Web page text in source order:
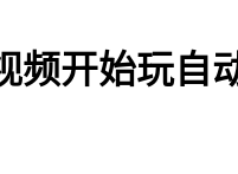
开始玩自